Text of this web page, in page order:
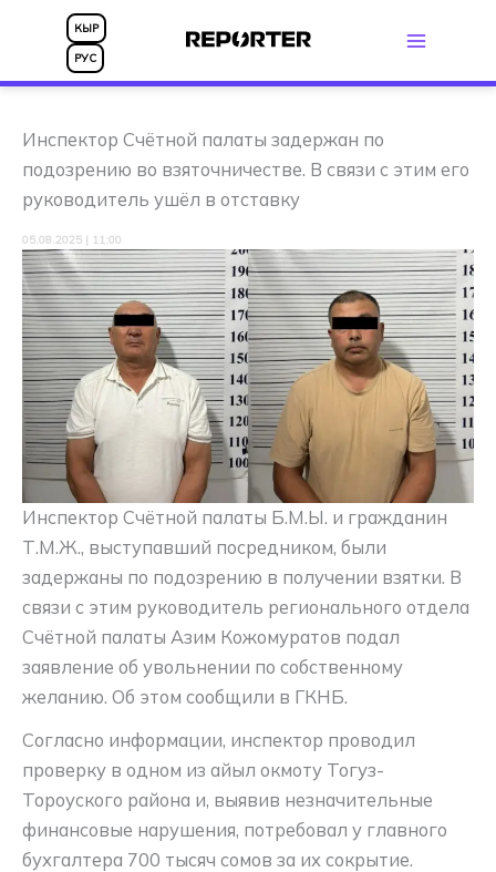
Перейти
содержимому
КЫР
РУС
Инспектор Счётной палаты задержан по
подозрению во взяточничестве. В связи с этим его
руководитель ушёл в отставку
05.08.2025 | 11:00
Инспектор Счётной палаты Б.М.Ы. и гражданин
Т.М.Ж., выступавший посредником, были
задержаны по подозрению в получении взятки. В
связи с этим руководитель регионального отдела
Счётной палаты Азим Кожомуратов подал
заявление об увольнении по собственному
желанию. Об этом сообщили в ГКНБ.
Согласно информации, инспектор проводил
проверку в одном из айыл окмоту Тогуз-
Тороуского района и, выявив незначительные
финансовые нарушения, потребовал у главного
бухгалтера 700 тысяч сомов за их сокрытие.